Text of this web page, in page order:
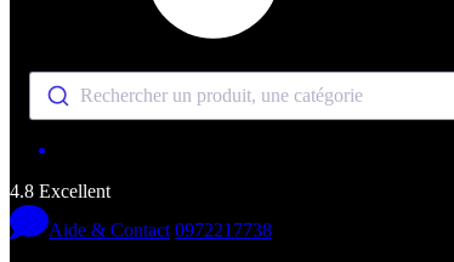
Rechercher un produit, une catégorie
4.8 Excellent
Aide & Contact 0972217738